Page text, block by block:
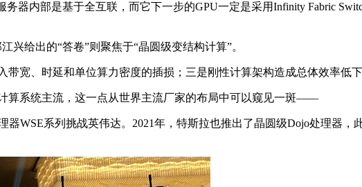
内部是基于全互联，而它下一步的GPU一定是采用Infinity Fabric
给出的“答卷”则聚焦于“晶圆级变结构计算”。
、时延和单位算力密度的插损；三是刚性计算架构造成总体效率低下
系统主流，这一点从世界主流厂家的布局中可以窥见一斑——
WSE系列挑战英伟达。2021年，特斯拉也推出了晶圆级Dojo处理器，